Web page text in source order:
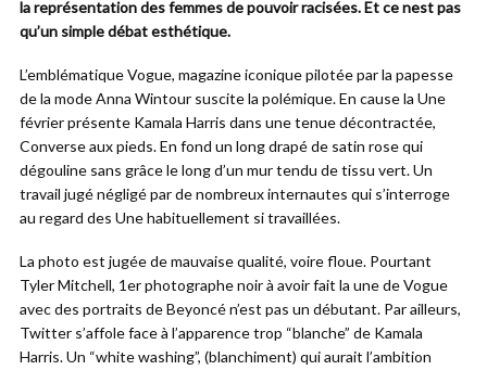
la représentation des femmes de pouvoir racisées. Et ce nest pas
qu’un simple débat esthétique.
L’emblématique Vogue, magazine iconique pilotée par la papesse
de la mode Anna Wintour suscite la polémique. En cause la Une
février présente Kamala Harris dans une tenue décontractée,
Converse aux pieds. En fond un long drapé de satin rose qui
dégouline sans grâce le long d’un mur tendu de tissu vert. Un
travail jugé négligé par de nombreux internautes qui s’interroge
au regard des Une habituellement si travaillées.
La photo est jugée de mauvaise qualité, voire floue. Pourtant
Tyler Mitchell, 1er photographe noir à avoir fait la une de Vogue
avec des portraits de Beyoncé n’est pas un débutant. Par ailleurs,
Twitter s’affole face à l’apparence trop “blanche” de Kamala
Harris. Un “white washing”, (blanchiment) qui aurait l’ambition